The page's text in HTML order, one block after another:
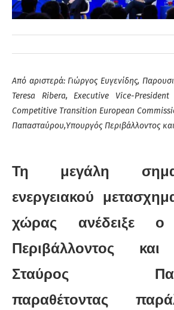
Από αριστερά: Γιώργος Ευγενίδης,
Teresa Ribera, Executive Vice-
Competitive Transition European
Παπασταύρου,Υπουργός Περιβάλλοντος
Τη μεγάλη
ενεργειακού
χώρας ανέδειξε ο
Περιβάλλοντος και
Σταύρος
παραθέτοντας